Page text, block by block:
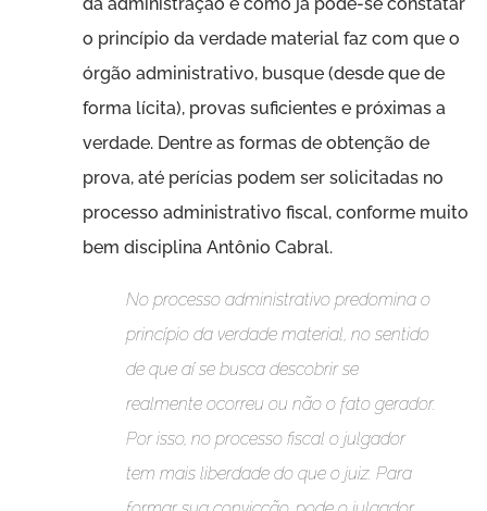
o princípio da verdade material faz com que o
órgão administrativo, busque (desde que de
forma lícita), provas suficientes e próximas a
verdade. Dentre as formas de obtenção de
prova, até perícias podem ser solicitadas no
processo administrativo fiscal, conforme muito
bem disciplina Antônio Cabral.
No processo administrativo predomina o
princípio da verdade material, no sentido
de que aí se busca descobrir se
realmente ocorreu ou não o fato gerador.
Por isso, no processo fiscal o julgador
tem mais liberdade do que o juiz. Para